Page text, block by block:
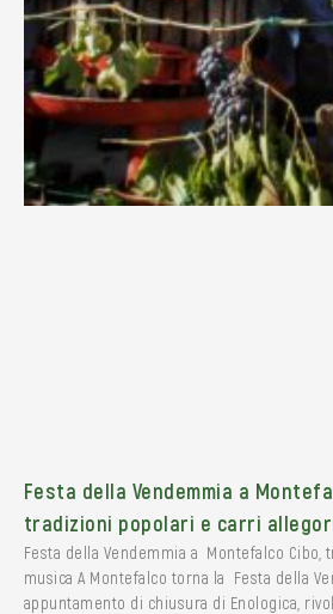
Festa della Vendemmia a
tradizioni popolari e carri
Festa della Vendemmia a Montefalco Cibo,
musica A Montefalco torna la Festa della
appuntamento di chiusura di Enologica,